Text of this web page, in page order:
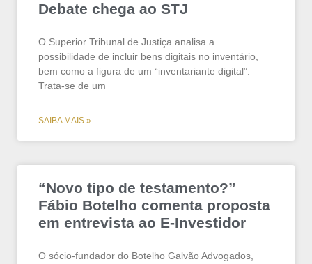
Debate chega ao STJ
O Superior Tribunal de Justiça analisa a
possibilidade de incluir bens digitais no inventário,
bem como a figura de um “inventariante digital”.
Trata-se de um
SAIBA MAIS »
“Novo tipo de testamento?”
Fábio Botelho comenta proposta
em entrevista ao E-Investidor
O sócio-fundador do Botelho Galvão Advogados,